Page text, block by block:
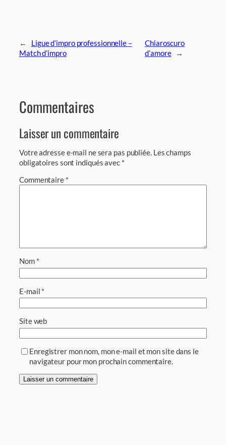
←
Ligue d’impro professionnelle –
Match d’impro
Chiaroscuro
d’amore
→
Commentaires
Laisser un commentaire
Votre adresse e-mail ne sera pas publiée. Les champs
obligatoires sont indiqués avec *
Commentaire *
Nom *
E-mail *
Site web
Enregistrer mon nom, mon e-mail et mon site dans le
navigateur pour mon prochain commentaire.